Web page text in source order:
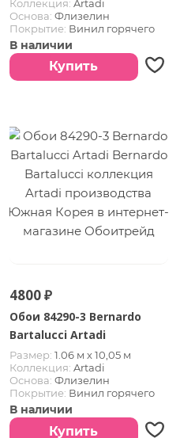
Коллекция: Artadi
Основа: Флизелин
Покрытие: Винил горячего
тиснения
Страна:Южная Корея
В наличии
Купить
4800 ₽
Обои 84290-3 Bernardo
Bartalucci Artadi
Размер: 1.06 м х 10,05 м
Коллекция: Artadi
Основа: Флизелин
Покрытие: Винил горячего
тиснения
Страна:Южная Корея
В наличии
Купить